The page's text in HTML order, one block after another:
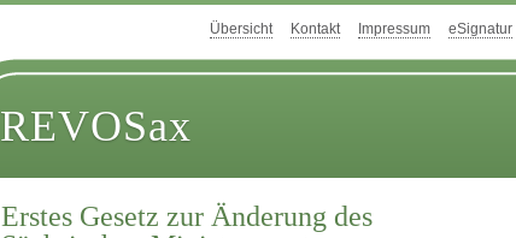
Übersicht Kontakt Impressum eSignatur
REVOSax
Erstes Gesetz zur Änderung des